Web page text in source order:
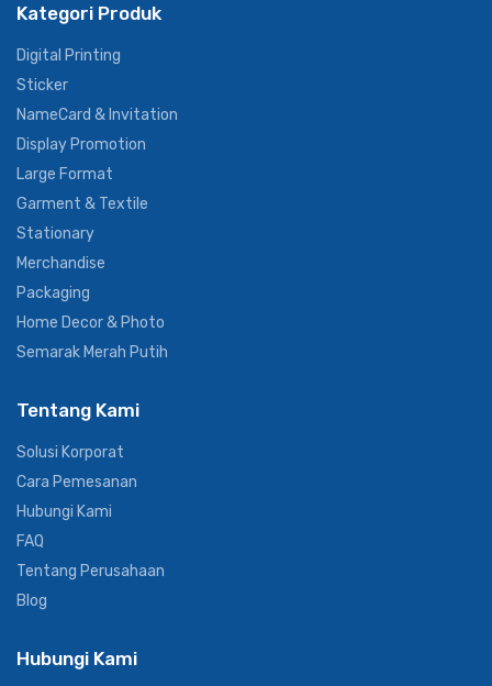
Kategori Produk
Digital Printing
Sticker
NameCard & Invitation
Display Promotion
Large Format
Garment & Textile
Stationary
Merchandise
Packaging
Home Decor & Photo
Semarak Merah Putih
Tentang Kami
Solusi Korporat
Cara Pemesanan
Hubungi Kami
FAQ
Tentang Perusahaan
Blog
Hubungi Kami